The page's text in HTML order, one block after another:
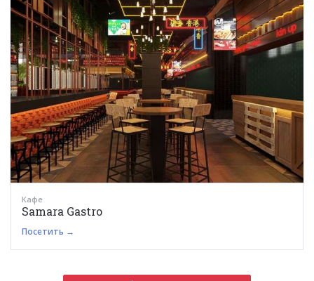
Кафе
Samara Gastro
Посетить →